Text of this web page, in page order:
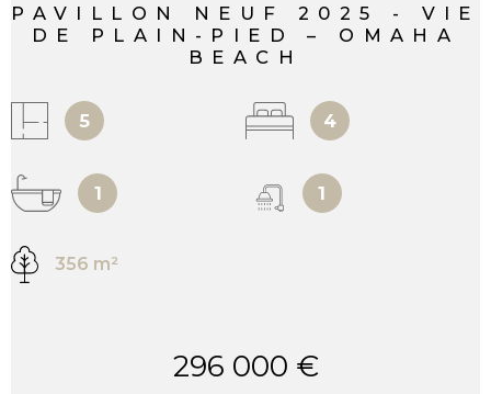
PAVILLON NEUF 2025 - VIE
DE PLAIN-PIED – OMAHA
BEACH
5 4
1 1
356 m²
296 000 €